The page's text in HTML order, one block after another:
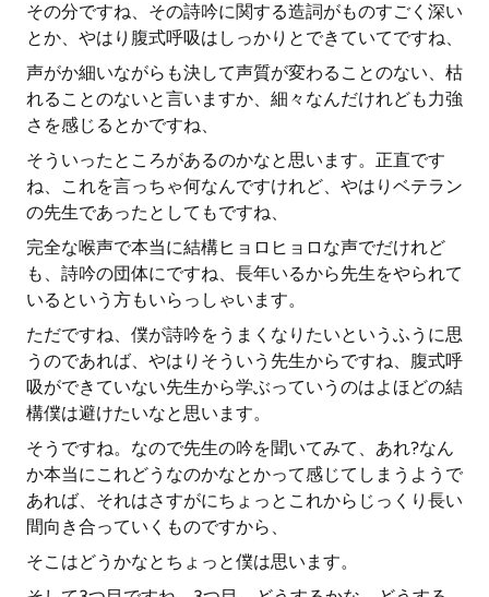
その分ですね、その詩吟に関する造詞がものすごく深い
とか、やはり腹式呼吸はしっかりとできていてですね、
声がか細いながらも決して声質が変わることのない、枯
れることのないと言いますか、細々なんだけれども力強
さを感じるとかですね、
そういったところがあるのかなと思います。正直です
ね、これを言っちゃ何なんですけれど、やはりベテラン
の先生であったとしてもですね、
完全な喉声で本当に結構ヒョロヒョロな声でだけれど
も、詩吟の団体にですね、長年いるから先生をやられて
いるという方もいらっしゃいます。
ただですね、僕が詩吟をうまくなりたいというふうに思
うのであれば、やはりそういう先生からですね、腹式呼
吸ができていない先生から学ぶっていうのはよほどの結
構僕は避けたいなと思います。
そうですね。なので先生の吟を聞いてみて、あれ?なん
か本当にこれどうなのかなとかって感じてしまうようで
あれば、それはさすがにちょっとこれからじっくり長い
間向き合っていくものですから、
そこはどうかなとちょっと僕は思います。